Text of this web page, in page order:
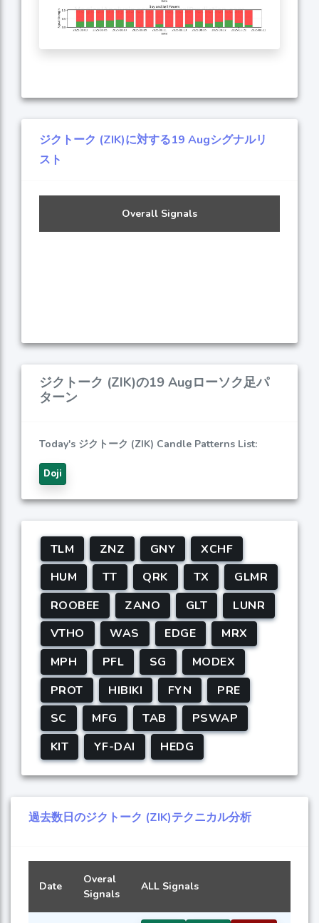
ジクトーク (ZIK)に対する19 Augシグナルリ
スト
Overall Signals
ジクトーク (ZIK)の19 Augローソク足パ
ターン
Today's ジクトーク (ZIK) Candle Patterns List:
Doji
TLM ZNZ GNY
XCHF
HUM
TT QRK TX
GLMR
ROOBEE
ZANO GLT
LUNR
VTHO
WAS EDGE
MRX
MPH
PFL SG
MODEX
PROT
HIBIKI FYN
PRE
SC
MFG TAB
PSWAP
KIT
YF-DAI HEDG
過去数日のジクトーク (ZIK)テクニカル分析
Date
Overal
Signals
ALL Signals